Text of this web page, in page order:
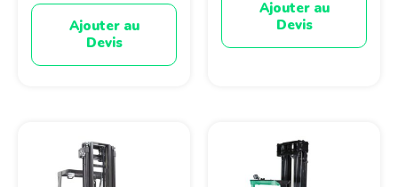
Ajouter au
Devis
Ajouter au
Devis